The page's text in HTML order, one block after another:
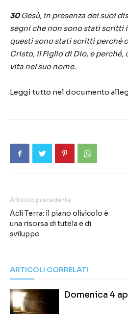
30Gesù, in presenza dei suoi
segni che non sono stati scritti
questi sono stati scritti perché
Cristo, il Figlio di Dio, e perché,
vita nel suo nome.
Leggi tutto nel documento
Articolo precedente
Acli Terra: il piano olivicolo è
una risorsa di tutela e di
sviluppo
ARTICOLI CORRELATI
Domenica 4